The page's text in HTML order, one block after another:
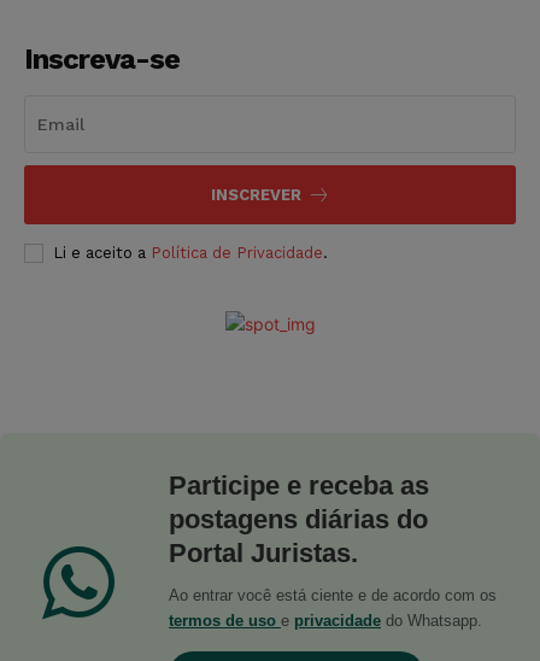
Inscreva-se
INSCREVER
Li e aceito a Política de Privacidade.
Participe e receba as
postagens diárias do
Portal Juristas.
Ao entrar você está ciente e de acordo com os
termos de uso e privacidade do Whatsapp.